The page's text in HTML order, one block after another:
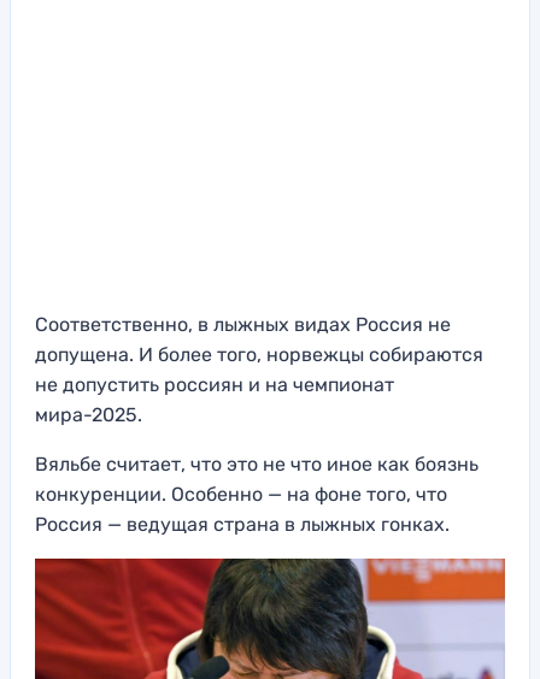
Соответственно, в лыжных видах Россия не
допущена. И более того, норвежцы собираются
не допустить россиян и на чемпионат
мира-2025.
Вяльбе считает, что это не что иное как боязнь
конкуренции. Особенно — на фоне того, что
Россия — ведущая страна в лыжных гонках.